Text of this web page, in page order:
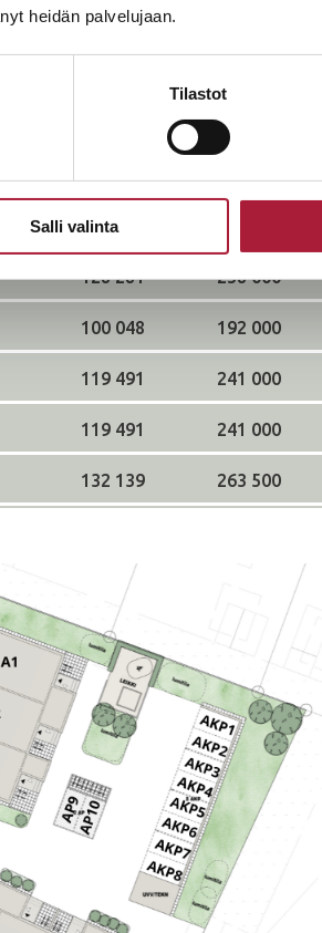
heidän palvelujaan.
Tilastot
Salli valinta
MYYNTIHINTA VELATON
247 000
122 349
128 281 258 000
100 048 192 000
119 491 241 000
119 491 241 000
132 139 263 500